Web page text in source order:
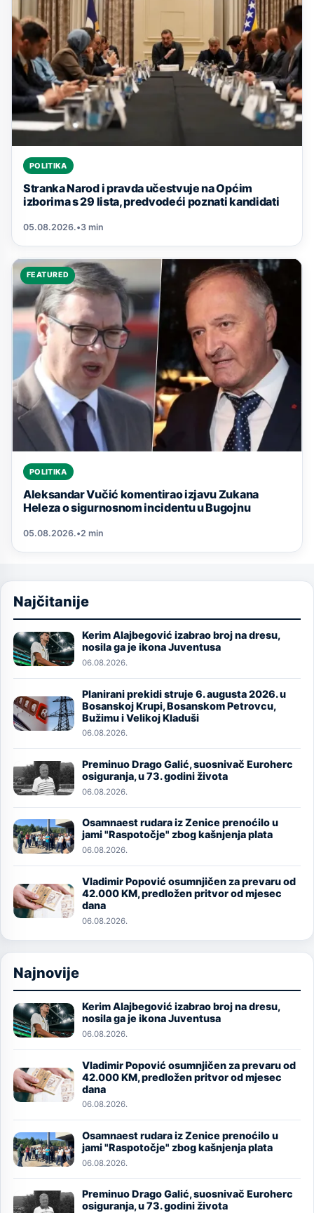
POLITIKA
Stranka Narod i pravda učestvuje na Općim
izborima s 29 lista, predvodeći poznati kandidati
05.08.2026.•3 min
FEATURED
POLITIKA
Aleksandar Vučić komentirao izjavu Zukana
Heleza o sigurnosnom incidentu u Bugojnu
05.08.2026.•2 min
Najčitanije
Image
Kerim Alajbegović izabrao broj na dresu,
nosila ga je ikona Juventusa
06.08.2026.
Image
Planirani prekidi struje 6. augusta 2026. u
Bosanskoj Krupi, Bosanskom Petrovcu,
Bužimu i Velikoj Kladuši
06.08.2026.
Image
Preminuo Drago Galić, suosnivač Euroherc
osiguranja, u 73. godini života
06.08.2026.
Image
Osamnaest rudara iz Zenice prenoćilo u
jami "Raspotočje" zbog kašnjenja plata
06.08.2026.
Image
Vladimir Popović osumnjičen za prevaru od
42.000 KM, predložen pritvor od mjesec
dana
06.08.2026.
Najnovije
Image
Kerim Alajbegović izabrao broj na dresu,
nosila ga je ikona Juventusa
06.08.2026.
Image
Vladimir Popović osumnjičen za prevaru od
42.000 KM, predložen pritvor od mjesec
dana
06.08.2026.
Image
Osamnaest rudara iz Zenice prenoćilo u
jami "Raspotočje" zbog kašnjenja plata
06.08.2026.
Image
Preminuo Drago Galić, suosnivač Euroherc
osiguranja, u 73. godini života